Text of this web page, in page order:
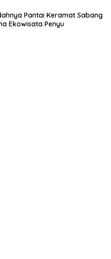
Pantai Keramat Sabang
Ekowisata Penyu